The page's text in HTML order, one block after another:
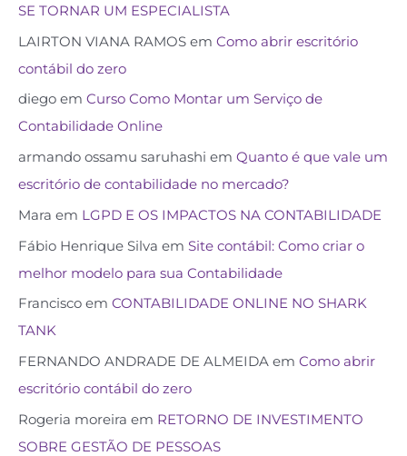
SE TORNAR UM ESPECIALISTA
LAIRTON VIANA RAMOS em Como abrir escritório
contábil do zero
diego em Curso Como Montar um Serviço de
Contabilidade Online
armando ossamu saruhashi em Quanto é que vale um
escritório de contabilidade no mercado?
Mara em LGPD E OS IMPACTOS NA CONTABILIDADE
Fábio Henrique Silva em Site contábil: Como criar o
melhor modelo para sua Contabilidade
Francisco em CONTABILIDADE ONLINE NO SHARK
TANK
FERNANDO ANDRADE DE ALMEIDA em Como abrir
escritório contábil do zero
Rogeria moreira em RETORNO DE INVESTIMENTO
SOBRE GESTÃO DE PESSOAS